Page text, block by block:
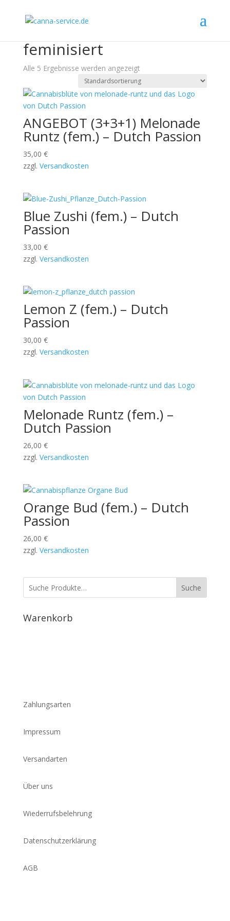
feminisiert
Alle 5 Ergebnisse werden angezeigt
ANGEBOT (3+3+1) Melonade
Runtz (fem.) – Dutch Passion
35,00 €
zzgl. Versandkosten
Blue Zushi (fem.) – Dutch
Passion
33,00 €
zzgl. Versandkosten
Lemon Z (fem.) – Dutch
Passion
30,00 €
zzgl. Versandkosten
Melonade Runtz (fem.) –
Dutch Passion
26,00 €
zzgl. Versandkosten
Orange Bud (fem.) – Dutch
Passion
26,00 €
zzgl. Versandkosten
Suche
Warenkorb
Zahlungsarten
Impressum
Versandarten
Über uns
Wiederrufsbelehrung
Datenschutzerklärung
AGB